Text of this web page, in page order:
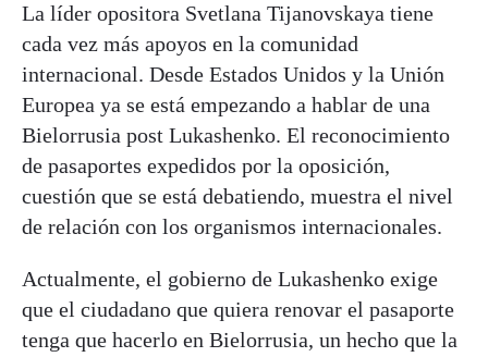
La líder opositora Svetlana Tijanovskaya tiene
cada vez más apoyos en la comunidad
internacional. Desde Estados Unidos y la Unión
Europea ya se está empezando a hablar de una
Bielorrusia post Lukashenko. El reconocimiento
de pasaportes expedidos por la oposición,
cuestión que se está debatiendo, muestra el nivel
de relación con los organismos internacionales.
Actualmente, el gobierno de Lukashenko exige
que el ciudadano que quiera renovar el pasaporte
tenga que hacerlo en Bielorrusia, un hecho que la